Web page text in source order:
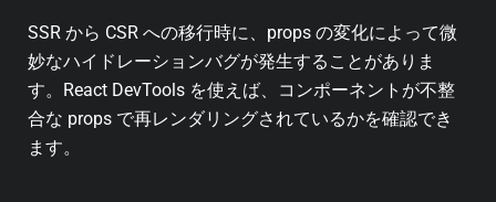
SSR から CSR への移行時に、props の変化によって微
妙なハイドレーションバグが発生することがありま
す。React DevTools を使えば、コンポーネントが不整
合な props で再レンダリングされているかを確認でき
ます。